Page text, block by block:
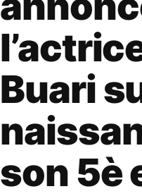
Buari
son 5è